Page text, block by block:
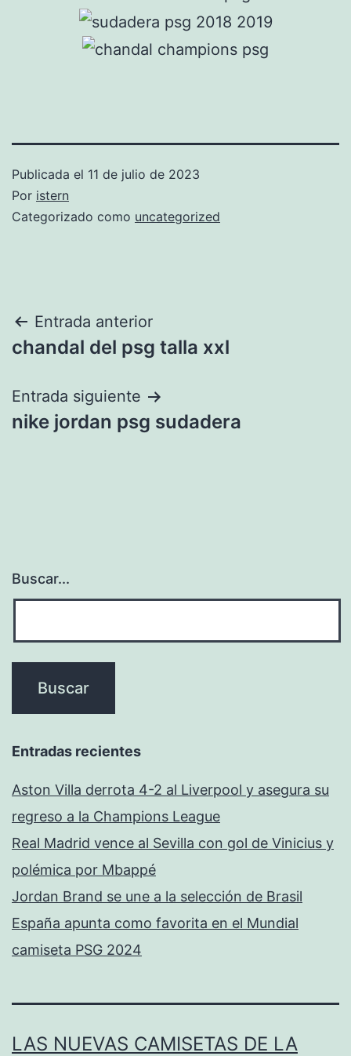
Publicada el 11 de julio de 2023
Por istern
Categorizado como uncategorized
Navegación
de
entradas
Entrada anterior
chandal del psg talla xxl
Entrada siguiente
nike jordan psg sudadera
Buscar...
Entradas recientes
Aston Villa derrota 4-2 al Liverpool y asegura su
regreso a la Champions League
Real Madrid vence al Sevilla con gol de Vinicius y
polémica por Mbappé
Jordan Brand se une a la selección de Brasil
España apunta como favorita en el Mundial
camiseta PSG 2024
LAS NUEVAS CAMISETAS DE LA